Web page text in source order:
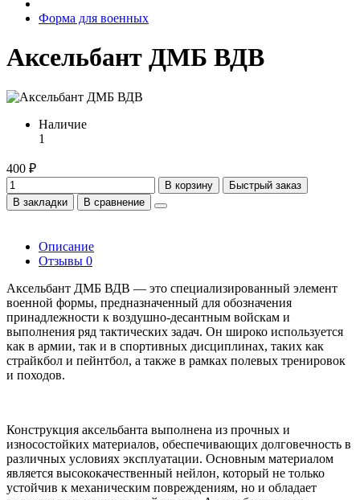
Форма для военных
Аксельбант ДМБ ВДВ
Наличие
1
400 ₽
В корзину
Быстрый заказ
В закладки
В сравнение
Описание
Отзывы 0
Аксельбант ДМБ ВДВ — это специализированный элемент
военной формы, предназначенный для обозначения
принадлежности к воздушно-десантным войскам и
выполнения ряд тактических задач. Он широко используется
как в армии, так и в спортивных дисциплинах, таких как
страйкбол и пейнтбол, а также в рамках полевых тренировок
и походов.
Конструкция аксельбанта выполнена из прочных и
износостойких материалов, обеспечивающих долговечность в
различных условиях эксплуатации. Основным материалом
является высококачественный нейлон, который не только
устойчив к механическим повреждениям, но и обладает